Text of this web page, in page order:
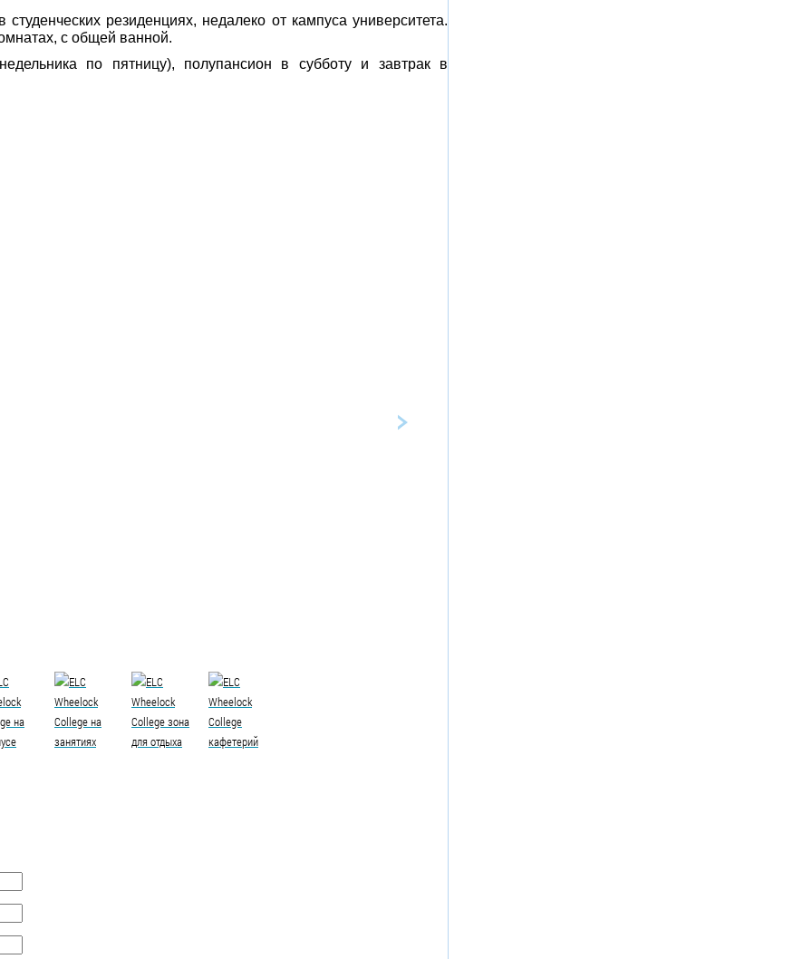
резиденциях, недалеко от кампуса университета.
с общей ванной.
по пятницу), полупансион в субботу и завтрак в